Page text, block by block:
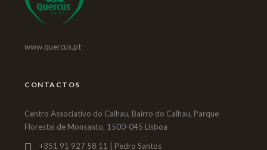
www.quercus.pt
CONTACTOS
Centro Associativo do Calhau, Bairro do Calhau, Parque
Florestal de Monsanto, 1500-045 Lisboa
+351 91 927 58 11 | Pedro Santos